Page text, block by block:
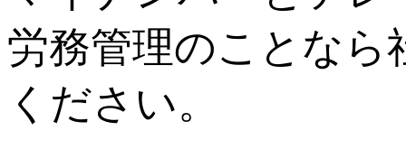
労務管理のことなら
ください。